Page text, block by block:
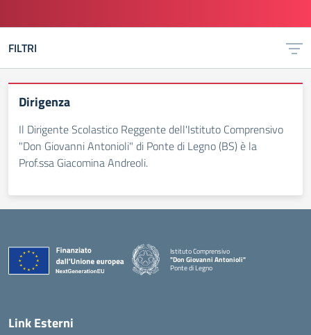
FILTRI
Dirigenza
Il Dirigente Scolastico Reggente dell'Istituto Comprensivo
"Don Giovanni Antonioli" di Ponte di Legno (BS) è la
Prof.ssa Giacomina Andreoli.
Istituto Comprensivo
"Don Giovanni Antonioli"
Ponte di Legno
— Visita la pagina iniziale della scuola
Link Esterni